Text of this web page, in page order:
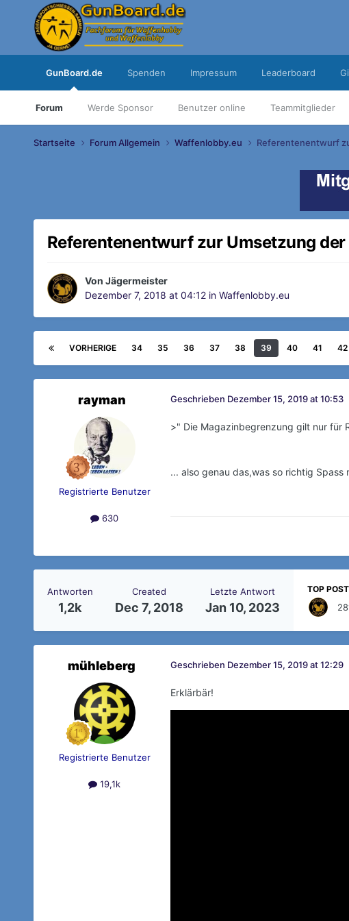
GunBoard.de
Forum Werde Sponsor Benutzer online Teammitglieder
Spenden Impressum Leaderboard
Startseite Forum Allgemein Waffenlobby.eu Referentenentwurf
Referentenentwurf zur Umsetzung der
Von Jägermeister
Dezember 7, 2018 at 04:12in Waffenlobby.eu
VORHERIGE 34 35 36 37 38 39 40 41 42
rayman
Registrierte Benutzer
630
Geschrieben Dezember 15, 2019 at 10:53
>" Die Magazinbegrenzung gilt nur für
... also genau das,was so richtig
Antworten
1,2k
Created
Dec 7, 2018
Letzte Antwort
Jan 10, 2023
TOP
mühleberg
Registrierte Benutzer
19,1k
Geschrieben Dezember 15, 2019 at 12:29
Erklärbär!